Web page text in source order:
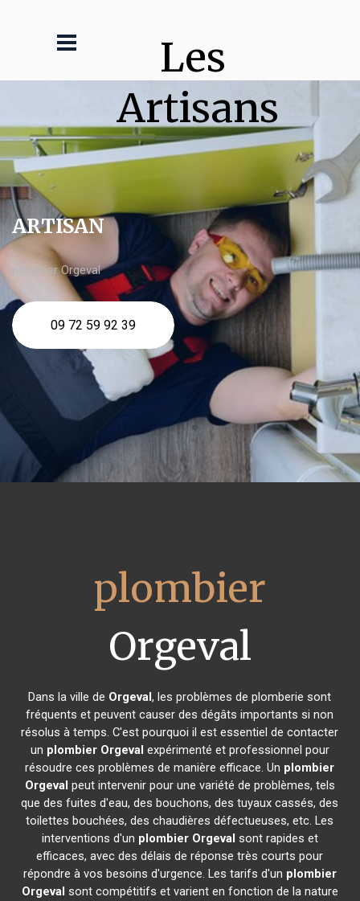
Les
Artisans
ARTISAN
plombier Orgeval
09 72 59 92 39
plombier
Orgeval
Dans la ville de Orgeval, les problèmes de plomberie sont
fréquents et peuvent causer des dégâts importants si non
résolus à temps. C'est pourquoi il est essentiel de contacter
un plombier Orgeval expérimenté et professionnel pour
résoudre ces problèmes de manière efficace. Un plombier
Orgeval peut intervenir pour une variété de problèmes, tels
que des fuites d'eau, des bouchons, des tuyaux cassés, des
toilettes bouchées, des chaudières défectueuses, etc. Les
interventions d'un plombier Orgeval sont rapides et
efficaces, avec des délais de réponse très courts pour
répondre à vos besoins d'urgence. Les tarifs d'un plombier
Orgeval sont compétitifs et varient en fonction de la nature